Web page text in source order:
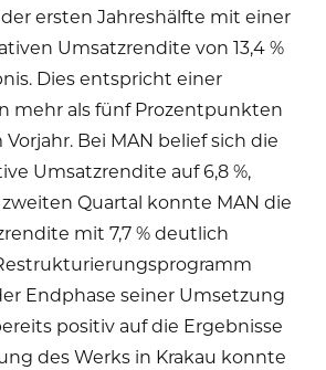
ersten Jahreshälfte mit einer
Umsatzrendite von 13,4 %
Dies entspricht einer
mehr als fünf Prozentpunkten
Bei MAN belief sich die
Umsatzrendite auf 6,8 %,
Quartal konnte MAN die
mit 7,7 % deutlich
Endphase seiner Umsetzung
positiv auf die Ergebnisse
des Werks in Krakau konnte